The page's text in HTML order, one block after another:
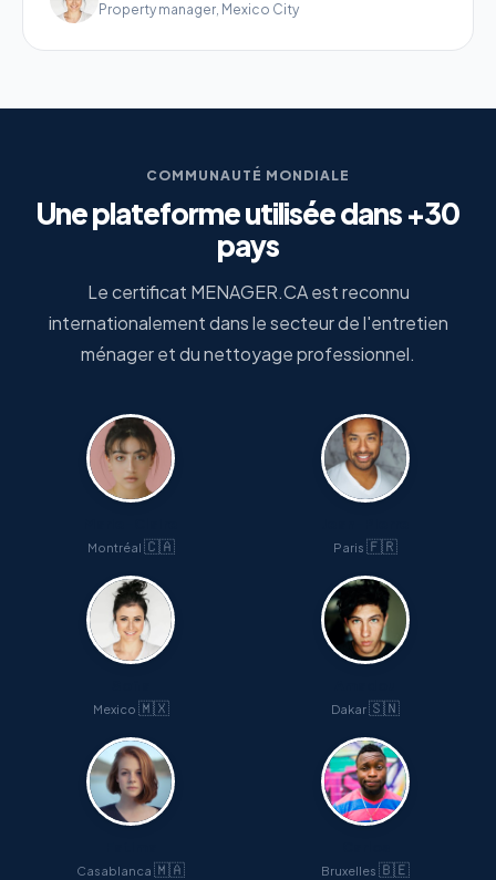
Property manager, Mexico City
COMMUNAUTÉ MONDIALE
Une plateforme utilisée dans +30
pays
Le certificat MENAGER.CA est reconnu
internationalement dans le secteur de l'entretien
ménager et du nettoyage professionnel.
Montréal 🇨🇦 Paris 🇫🇷
Mexico 🇲🇽 Dakar🇸🇳
Casablanca 🇲🇦 Bruxelles 🇧🇪